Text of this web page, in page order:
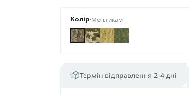
Колір Мультикам
Термін відправлення 2-4 дні